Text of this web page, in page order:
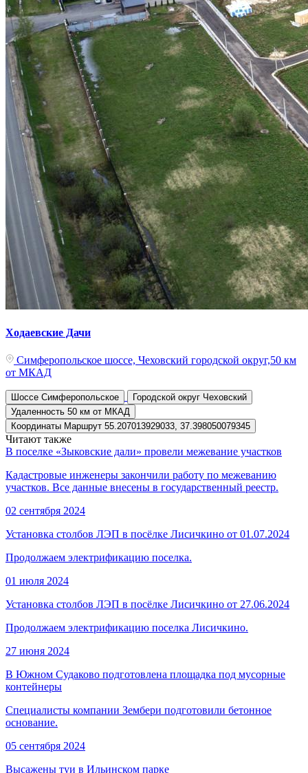
Ходаевские Дачи
Симферопольское шоссе, Чеховский городской округ,50 км
от МКАД
Шоссе Симферопольское Городской округ Чеховский
Удаленность 50 км от МКАД
Координаты Маршрут 55.207013929033, 37.398050079345
Читают также
В поселке «Зыковские дали» провели межевание участков
Кадастровые инженеры закончили работу по межеванию
участков. Все данные внесены в государственный реестр.
02 сентября 2024
Установка столбов ЛЭП в посёлке Лисичкино от 01.07.2024
Продолжаем электрификацию поселка.
01 июля 2024
Установка столбов ЛЭП в посёлке Лисичкино от 27.06.2024
Продолжаем электрификацию поселка Лисичкино.
27 июня 2024
В Южном Судаково подготовлена площадка под мусорные
контейнеры
Специалисты компании Зембери подготовили бетонное
основание.
05 сентября 2024
Высажены туи в Ильинском парке